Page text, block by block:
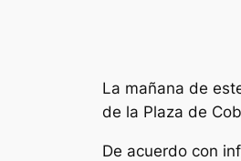
La mañana de
de la Plaza de
De acuerdo con